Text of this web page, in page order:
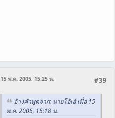
#39
15 พ.ค. 2005, 15:25 น.
อ้างคำพูดจาก: นายโอ้เอ้ เมื่อ 15
พ.ค. 2005, 15:18 น.